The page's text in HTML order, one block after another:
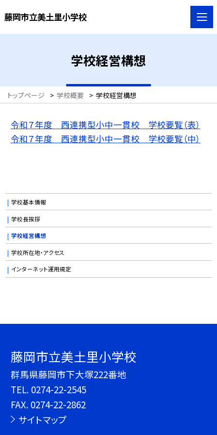
藤岡市立美土里小学校
学校経営構想
トップページ > 学校概要 > 学校経営構想
令和７年度 西連携型小中一貫校 学校要覧（表）
令和７年度 西連携型小中一貫校 学校要覧（中）
学校基本情報
学校長挨拶
学校経営構想
学校所在地・アクセス
インターネット運用規定
藤岡市立美土里小学校
群馬県藤岡市下大塚222番地
TEL. 0274-22-2545
FAX. 0274-22-2862
サイトマップ